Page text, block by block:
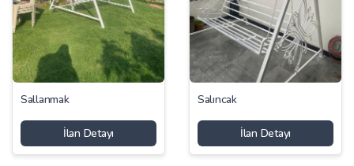
Sallanmak
İlan Detayı
Salıncak
İlan Detayı